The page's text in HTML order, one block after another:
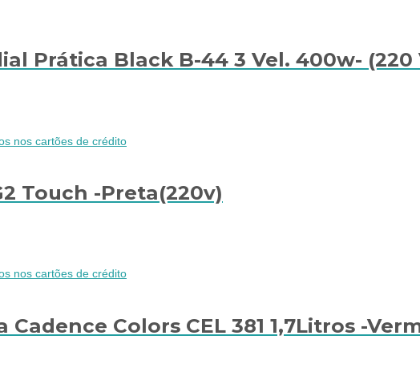
Prática Black B-44 3 Vel. 400w- (220
nos cartões de crédito
Touch -Preta(220v)
nos cartões de crédito
Colors CEL 381 1,7Litros -